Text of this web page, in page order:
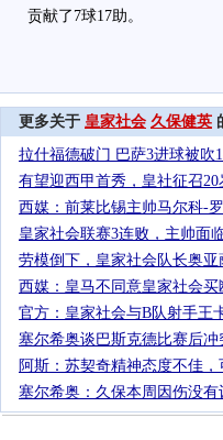
贡献了7球17助。
更多关于 皇家社会 久保健英
拉什福德破门 巴萨3进球被吹
有望迎西甲首秀，皇社征召
西媒：前莱比锡主帅马尔科-
皇家社会联赛3连败，主帅面
劳模倒下，皇家社会队长奥
西媒：皇马不同意皇家社会
官方：皇家社会与B队射手王
塞尔希奥谈巴斯克德比赛后
阿斯：苏契奇精神态度不佳
塞尔希奥：久保本周因伤没